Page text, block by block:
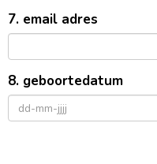
7. email adres
8. geboortedatum